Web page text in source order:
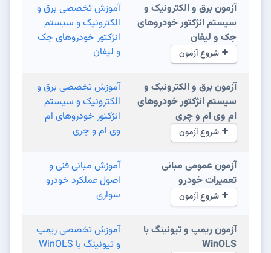
آزمون برق و الکترونیک و
سیستم انژکتور خودروهای
جک و لیفان
شروع آزمون
آموزش تخصصی برق و
الکترونیک و سیستم
انژکتور خودروهای جک
و لیفان
آزمون برق و الکترونیک و
سیستم انژکتور خودروهای
ام وی ام و چری
شروع آزمون
آموزش تخصصی برق و
الکترونیک و سیستم
انژکتور خودروهای ام
وی ام و چری
آزمون عمومی مبانی
تعمیرات خودرو
شروع آزمون
آموزش مبانی فنی و
اصول عملکرد خودرو
سواری
آزمون ریمپ و تیونینگ با
WinOLS
آموزش تخصصی ریمپ
و تیونینگ با WinOLS